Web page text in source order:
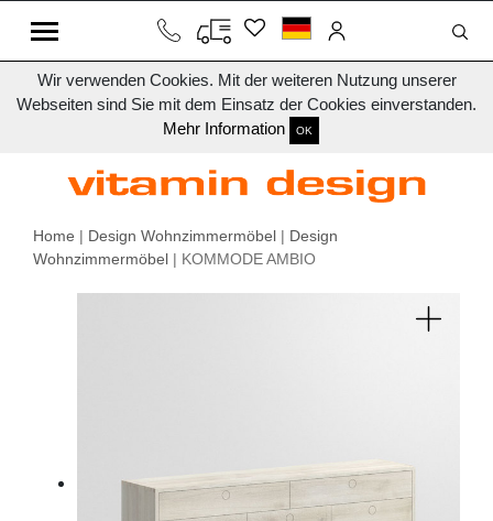
Wir verwenden Cookies. Mit der weiteren Nutzung unserer
Webseiten sind Sie mit dem Einsatz der Cookies einverstanden.
Mehr Information
OK
Home | Design Wohnzimmermöbel | Design
Wohnzimmermöbel | KOMMODE AMBIO